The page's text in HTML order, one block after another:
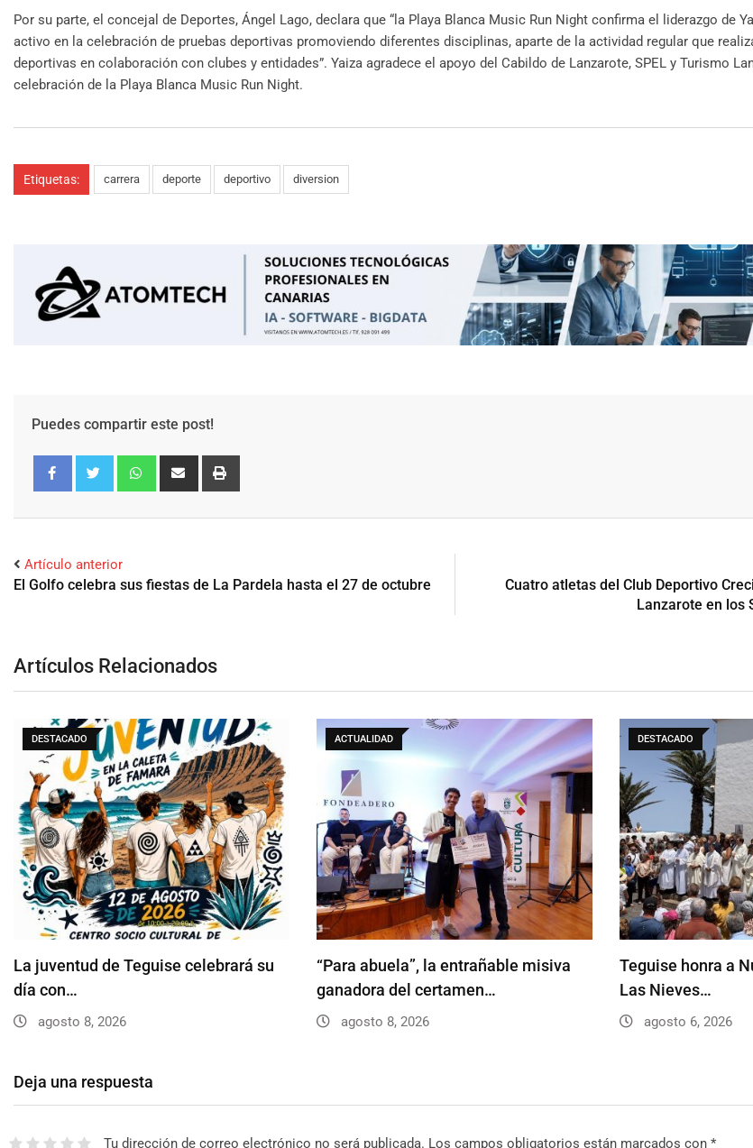
Por su parte, el concejal de Deportes, Ángel Lago, declara que “la Playa Blanca Music Run Night confirma el liderazgo de
activo en la celebración de pruebas deportivas promoviendo diferentes disciplinas, aparte de la actividad regular que
deportivas en colaboración con clubes y entidades”. Yaiza agradece el apoyo del Cabildo de Lanzarote, SPEL y Turismo
celebración de la Playa Blanca Music Run Night.
Etiquetas: carrera deporte deportivo diversion
Puedes compartir este post!
Artículo anterior
El Golfo celebra sus fiestas de La Pardela hasta el 27 de octubre
Cuatro atletas del Club Deportivo
Lanzarote en los
Artículos Relacionados
DESTACADO
La juventud de Teguise celebrará su
día con…
agosto 8, 2026
ACTUALIDAD
“Para abuela”, la entrañable misiva
ganadora del certamen…
agosto 8, 2026
DESTACADO
Teguise honra a
Las Nieves…
agosto 6, 2026
Deja una respuesta
Tu dirección de correo electrónico no será publicada. Los campos obligatorios están marcados con *